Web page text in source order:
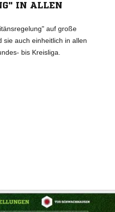
IN ALLEN
auf große
auch einheitlich in allen
bis Kreisliga.